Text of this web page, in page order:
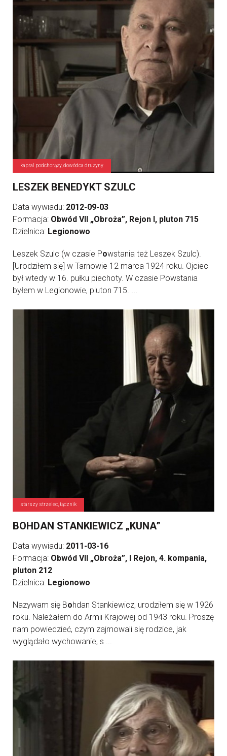
kapral podchorąży, dowódca drużyny
LESZEK BENEDYKT SZULC
Data wywiadu: 2012-09-03
Formacja: Obwód VII „Obroża”, Rejon I, pluton 715
Dzielnica: Legionowo
Leszek Szulc (w czasie Powstania też Leszek Szulc).
[Urodziłem się] w Tarnowie 12 marca 1924 roku. Ojciec
był wtedy w 16. pułku piechoty. W czasie Powstania
byłem w Legionowie, pluton 715. ...
starszy strzelec, łącznik
BOHDAN STANKIEWICZ „KUNA”
Data wywiadu: 2011-03-16
Formacja: Obwód VII „Obroża”, I Rejon, 4. kompania,
pluton 212
Dzielnica: Legionowo
Nazywam się Bohdan Stankiewicz, urodziłem się w 1926
roku. Należałem do Armii Krajowej od 1943 roku. Proszę
nam powiedzieć, czym zajmowali się rodzice, jak
wyglądało wychowanie, s ...